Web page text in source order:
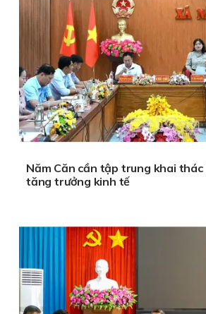
Năm Căn cần tập trung khai
tăng trưởng kinh tế